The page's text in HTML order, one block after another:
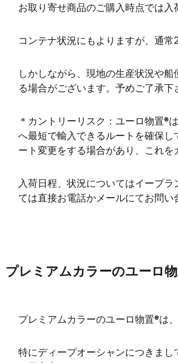
お取り寄せ商品のご購入時点では入
コンテナ状況にもよりますが、通常
しかしながら、現地の生産状況や
る場合がございます。予めご了承下
＊カントリーリスク：ユーロ物置®︎
へ最短で輸入できるルートを確保
ート変更をする場合があり、これを
入荷日程、状況についてはイープ
ては直接お電話かメールにてお問い
プレミアムカラーのユーロ
プレミアムカラーのユーロ物置®︎は
特にディープオーシャンにつきま